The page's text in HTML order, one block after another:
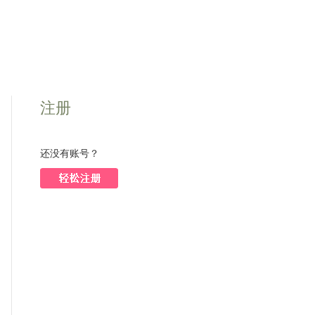
注册
还没有账号？